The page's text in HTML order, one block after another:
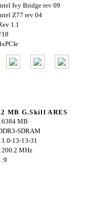
Ivy Bridge rev 09
Z77 rev 04
1.1
MB G.Skill ARES
MB
SDRAM
13-13-31
MHz